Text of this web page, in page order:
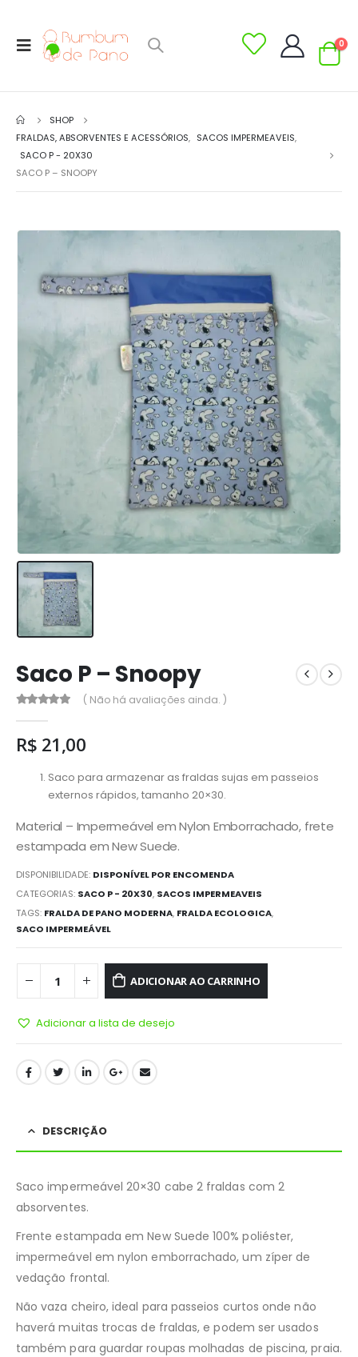
0
SHOP
FRALDAS, ABSORVENTES E ACESSÓRIOS, SACOS IMPERMEAVEIS,
SACO P - 20X30
SACO P – SNOOPY
Saco P – Snoopy
( Não há avaliações ainda. )
R$ 21,00
Saco para armazenar as fraldas sujas em passeios
externos rápidos, tamanho 20×30.
Material – Impermeável em Nylon Emborrachado, frete
estampada em New Suede.
DISPONIBILIDADE: DISPONÍVEL POR ENCOMENDA
CATEGORIAS: SACO P - 20X30, SACOS IMPERMEAVEIS
TAGS: FRALDA DE PANO MODERNA, FRALDA ECOLOGICA,
SACO IMPERMEÁVEL
ADICIONAR AO CARRINHO
Adicionar a lista de desejo
DESCRIÇÃO
Saco impermeável 20×30 cabe 2 fraldas com 2
absorventes.
Frente estampada em New Suede 100% poliéster,
impermeável em nylon emborrachado, um zíper de
vedação frontal.
Não vaza cheiro, ideal para passeios curtos onde não
haverá muitas trocas de fraldas, e podem ser usados
também para guardar roupas molhadas de piscina, praia.